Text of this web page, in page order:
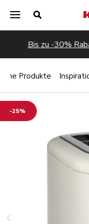
Bis zu -30%
-25%
Produkte